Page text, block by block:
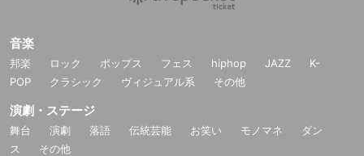
音楽
邦楽 ロック ポップス フェス hiphop JAZZ
K-
POP
クラシック ヴィジュアル系 その他
演劇・ステージ
舞台 演劇 落語 伝統芸能 お笑い モノマネ
ダン
ス
その他